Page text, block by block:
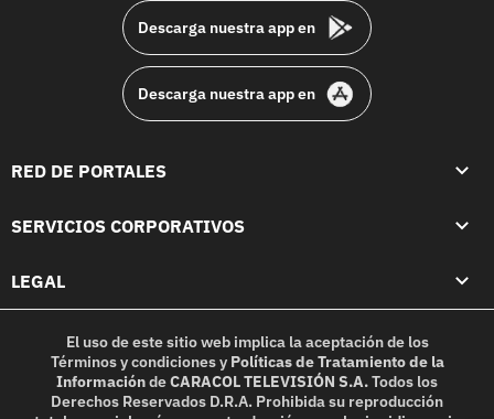
Descarga nuestra app en
Descarga nuestra app en
RED DE PORTALES
SERVICIOS CORPORATIVOS
LEGAL
El uso de este sitio web implica la aceptación de los
Términos y condicionesy Políticas de Tratamiento de la
InformacióndeCARACOL TELEVISIÓN S.A.Todos los
Derechos Reservados D.R.A. Prohibida su reproducción